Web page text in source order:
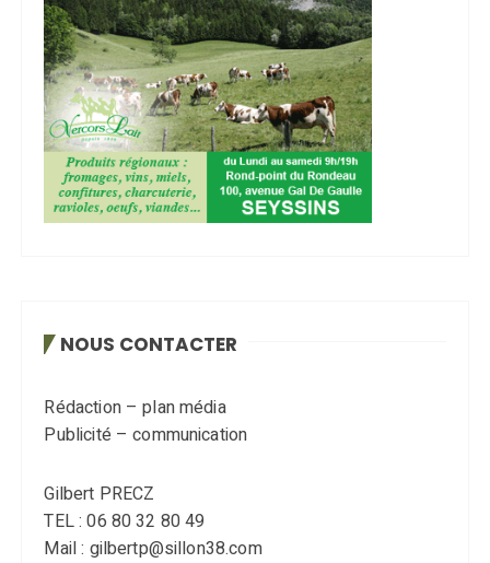
NOUS CONTACTER
Rédaction – plan média
Publicité – communication
Gilbert PRECZ
TEL : 06 80 32 80 49
Mail : gilbertp@sillon38.com